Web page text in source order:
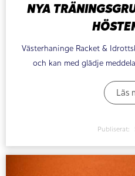
NYA
Västerhaninge Racket &
och kan med glädje
Läs
Publiserat: